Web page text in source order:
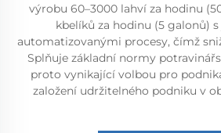
výrobu 60–3000 lahví za hodinu
kbelíků za hodinu (5 galonů)
automatizovanými procesy, čímž
Splňuje základní normy
proto vynikající volbou pro
založení udržitelného podniku v